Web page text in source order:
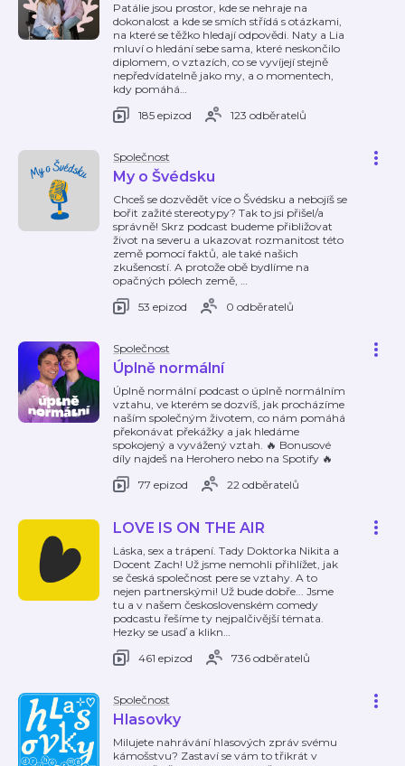
Patálie jsou prostor, kde se nehraje na
dokonalost a kde se smích střídá s otázkami,
na které se těžko hledají odpovědi. Naty a Lia
mluví o hledání sebe sama, které neskončilo
diplomem, o vztazích, co se vyvíjejí stejně
nepředvídatelně jako my, a o momentech,
kdy pomáhá…
185 epizod
123 odběratelů
Společnost
My o Švédsku
Chceš se dozvědět více o Švédsku a nebojíš se
bořit zažité stereotypy? Tak to jsi přišel/a
správně! Skrz podcast budeme přibližovat
život na severu a ukazovat rozmanitost této
země pomocí faktů, ale také našich
zkušeností. A protože obě bydlíme na
opačných pólech země, …
53 epizod
0 odběratelů
Společnost
Úplně normální
Úplně normální podcast o úplně normálním
vztahu, ve kterém se dozvíš, jak procházíme
naším společným životem, co nám pomáhá
překonávat překážky a jak hledáme
spokojený a vyvážený vztah. 🔥 Bonusové
díly najdeš na Herohero nebo na Spotify 🔥
77 epizod
22 odběratelů
LOVE IS ON THE AIR
Láska, sex a trápení. Tady Doktorka Nikita a
Docent Zach! Už jsme nemohli přihlížet, jak
se česká společnost pere se vztahy. A to
nejen partnerskými! Už bude dobře... Jsme
tu a v našem československém comedy
podcastu řešíme ty nejpalčivější témata.
Hezky se usaď a klikn…
461 epizod
736 odběratelů
Společnost
Hlasovky
Milujete nahrávání hlasových zpráv svému
kámošstvu? Zastaví se vám to třikrát v